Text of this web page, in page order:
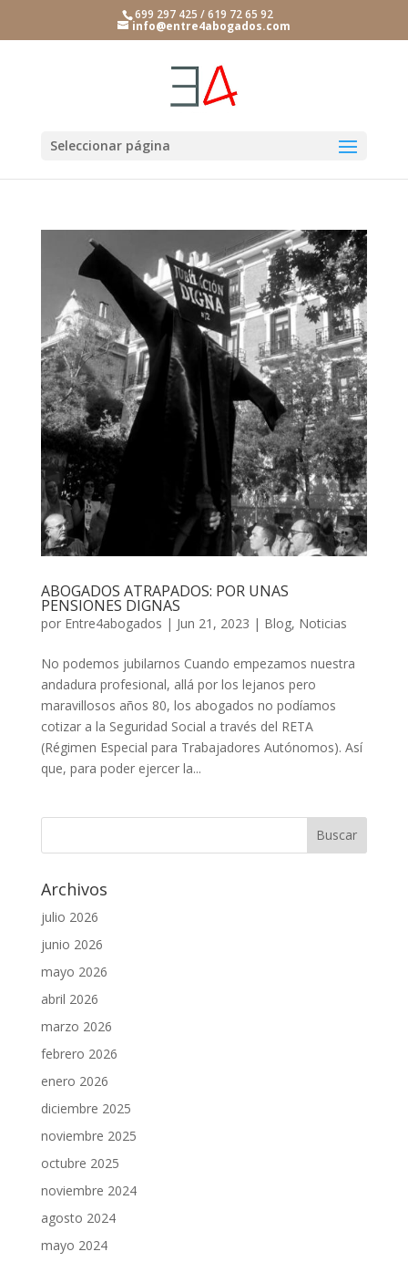
699 297 425 / 619 72 65 92
info@entre4abogados.com
Seleccionar página
ABOGADOS ATRAPADOS: POR UNAS
PENSIONES DIGNAS
por Entre4abogados | Jun 21, 2023 | Blog, Noticias
No podemos jubilarnos Cuando empezamos nuestra
andadura profesional, allá por los lejanos pero
maravillosos años 80, los abogados no podíamos
cotizar a la Seguridad Social a través del RETA
(Régimen Especial para Trabajadores Autónomos). Así
que, para poder ejercer la...
Archivos
julio 2026
junio 2026
mayo 2026
abril 2026
marzo 2026
febrero 2026
enero 2026
diciembre 2025
noviembre 2025
octubre 2025
noviembre 2024
agosto 2024
mayo 2024